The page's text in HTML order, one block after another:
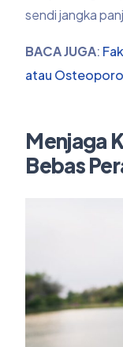
sendi jangka
BACA JUGA:
atau
Menjaga
Bebas